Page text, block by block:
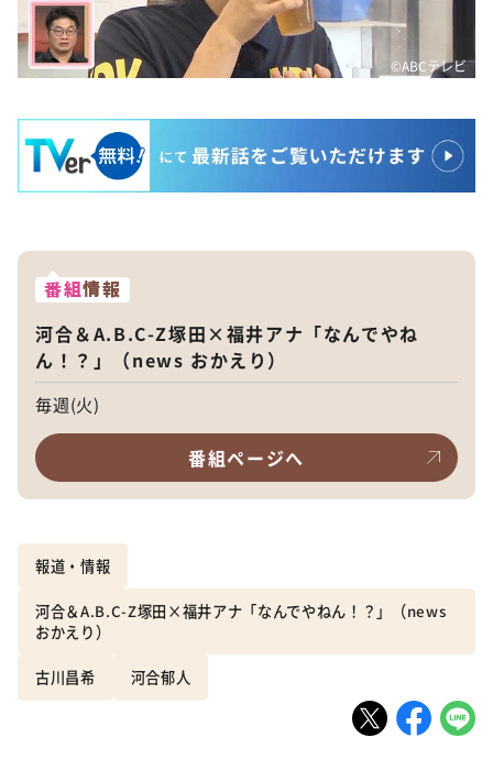
©️ABCテレビ
番組情報
河合＆A.B.C-Z塚田×福井アナ「なんでやね
ん！？」（news おかえり）
毎週(火)
番組ページへ
報道・情報
河合＆A.B.C-Z塚田×福井アナ「なんでやねん！？」（news
おかえり）
古川昌希 河合郁人